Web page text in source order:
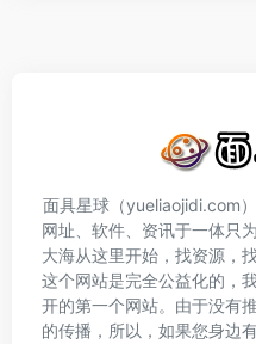
面具星球（yueliaojidi.com
网址、软件、资讯于一体只
大海从这里开始，找资源，
这个网站是完全公益化的，
开的第一个网站。由于没有
的传播，所以，如果您身边